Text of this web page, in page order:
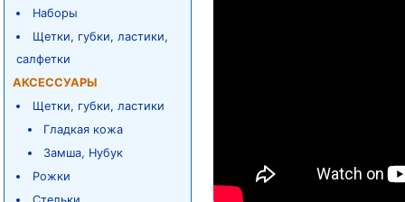
Наборы
Щетки, губки, ластики,
салфетки
АКСЕССУАРЫ
Щетки, губки, ластики
Гладкая кожа
Замша, Нубук
Рожки